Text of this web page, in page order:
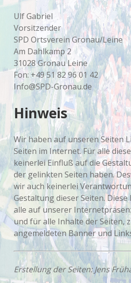
Ulf Gabriel
Vorsitzender
SPD Ortsverein Gronau/Leine
Am Dahlkamp 2
31028 Gronau Leine
Fon: +49 51 82 96 01 42
Info@SPD-Gronau.de
Hinweis
Wir haben auf unseren Seiten
Seiten im Internet. Für alle
keinerlei Einfluß auf die
der gelinkten Seiten haben.
wir auch keinerlei
Gestaltung dieser Seiten.
alle auf unserer
und für alle Inhalte der Seiten,
angemeldeten Banner und
Erstellung der Seiten: Jens